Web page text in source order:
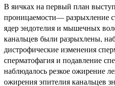
В яичках на первый план
проницаемости— разрыхление
ядер эндотелия и мышечных
канальцев были разрыхлены,
дистрофические изменения
сперматофагия и подавление
наблюдалось резкое ожирение
ожирения эпителия канальцев